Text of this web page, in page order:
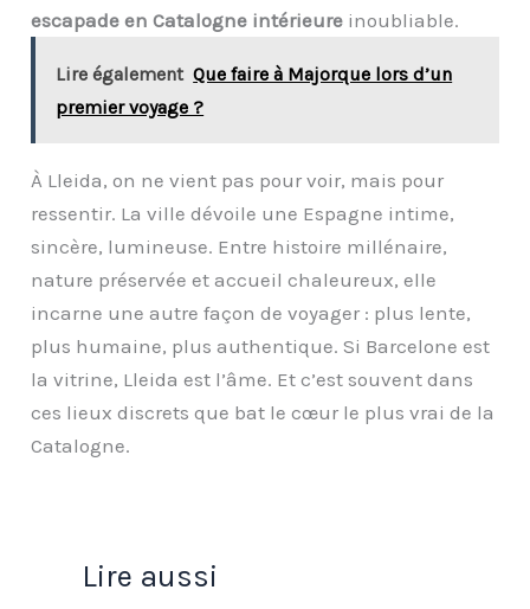
escapade en Catalogne intérieure inoubliable.
Lire également Que faire à Majorque lors d’un
premier voyage ?
À Lleida, on ne vient pas pour voir, mais pour
ressentir. La ville dévoile une Espagne intime,
sincère, lumineuse. Entre histoire millénaire,
nature préservée et accueil chaleureux, elle
incarne une autre façon de voyager : plus lente,
plus humaine, plus authentique. Si Barcelone est
la vitrine, Lleida est l’âme. Et c’est souvent dans
ces lieux discrets que bat le cœur le plus vrai de la
Catalogne.
Lire aussi